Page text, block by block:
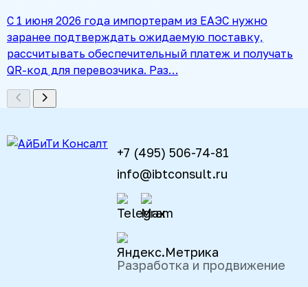
С 1 июня 2026 года импортерам из ЕАЭС нужно
заранее подтверждать ожидаемую поставку,
рассчитывать обеспечительный платеж и получать
QR-код для перевозчика. Раз…
+7 (495) 506-74-81
info@ibtconsult.ru
Разработка и продвижение